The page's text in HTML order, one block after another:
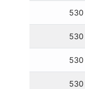
530
530
530
530